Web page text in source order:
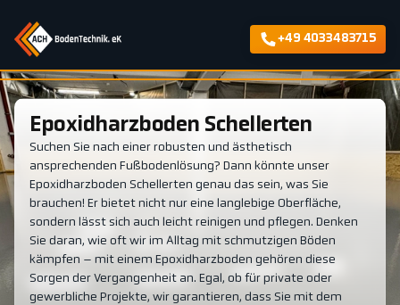
+49 4033483715
Epoxidharzboden Schellerten
Suchen Sie nach einer robusten und ästhetisch
ansprechenden Fußbodenlösung? Dann könnte unser
Epoxidharzboden Schellerten genau das sein, was Sie
brauchen! Er bietet nicht nur eine langlebige Oberfläche,
sondern lässt sich auch leicht reinigen und pflegen. Denken
Sie daran, wie oft wir im Alltag mit schmutzigen Böden
kämpfen – mit einem Epoxidharzboden gehören diese
Sorgen der Vergangenheit an. Egal, ob für private oder
gewerbliche Projekte, wir garantieren, dass Sie mit dem